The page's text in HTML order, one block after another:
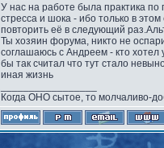
У нас на работе была практика по
стресса и шока - ибо только в
повторить её в следующий
Ты хозяин форума, никто не
соглашаюсь с Андреем - кто
бы так считал что тут стало
иная жизнь
Когда ОНО сытое, то молчаливо-